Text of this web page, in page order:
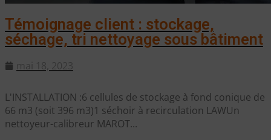
Témoignage client : stockage,
séchage, tri nettoyage sous bâtiment
mai 18, 2023
L'INSTALLATION :6 cellules de stockage à fond conique de
66 m3 (soit 396 m3)1 séchoir à recirculation LAWUn
nettoyeur-calibreur MAROT...